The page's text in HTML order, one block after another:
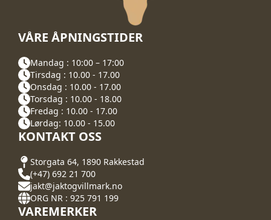
VÅRE ÅPNINGSTIDER
Mandag : 10:00 – 17:00
Tirsdag : 10.00 - 17.00
Onsdag : 10.00 - 17.00
Torsdag : 10.00 - 18.00
Fredag : 10.00 - 17.00
Lørdag: 10.00 - 15.00
KONTAKT OSS
Storgata 64, 1890 Rakkestad
(+47) 692 21 700
jakt@jaktogvillmark.no
ORG NR : 925 791 199
VAREMERKER